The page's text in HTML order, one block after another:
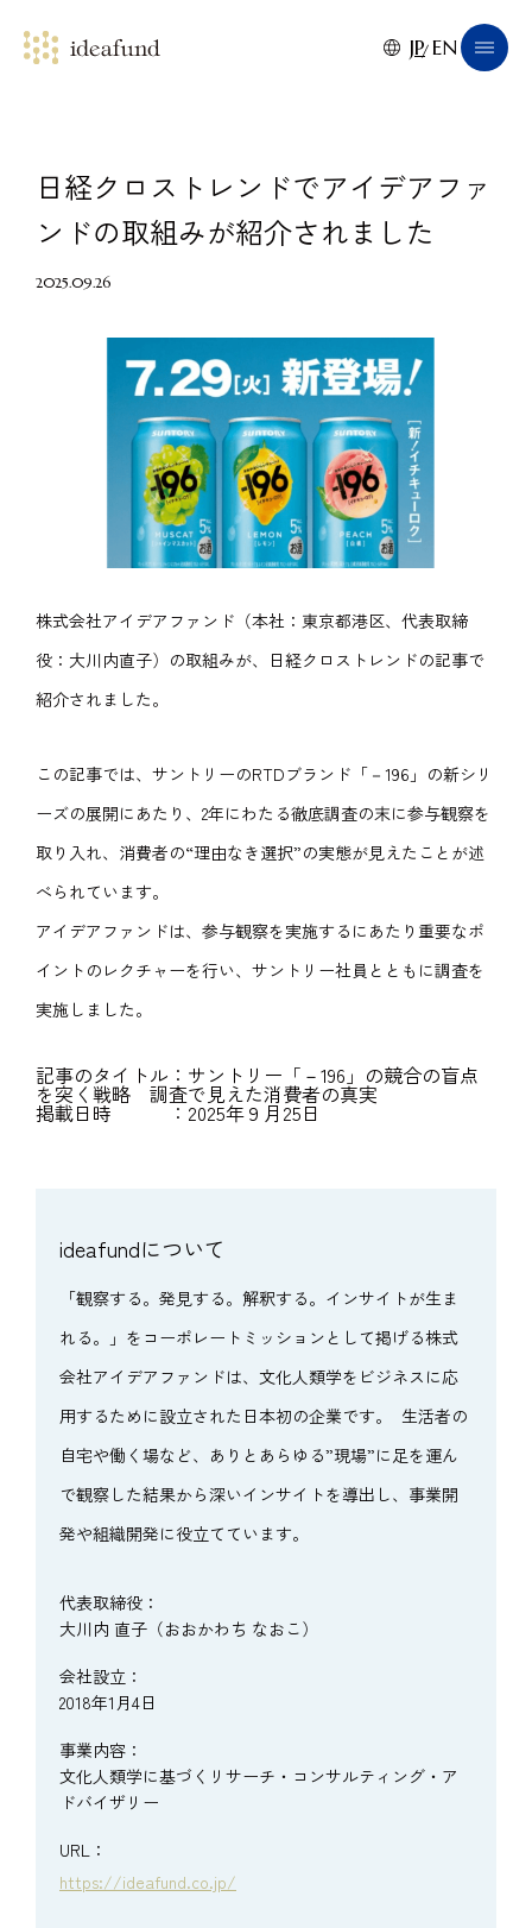
JP EN
日経クロストレンドでアイデアファ
ンドの取組みが紹介されました
2025.09.26
株式会社アイデアファンド（本社：東京都港区、代表取締
役：大川内直子）の取組みが、日経クロストレンドの記事で
紹介されました。
この記事では、サントリーのRTDブランド「－196」の新シリ
ーズの展開にあたり、2年にわたる徹底調査の末に参与観察を
取り入れ、消費者の“理由なき選択”の実態が見えたことが述
べられています。
アイデアファンドは、参与観察を実施するにあたり重要なポ
イントのレクチャーを行い、サントリー社員とともに調査を
実施しました。
記事のタイトル：サントリー「－196」の競合の盲点
を突く戦略 調査で見えた消費者の真実
掲載日時 ：2025年９月25日
ideafundについて
「観察する。発見する。解釈する。インサイトが生ま
れる。」をコーポレートミッションとして掲げる株式
会社アイデアファンドは、文化人類学をビジネスに応
用するために設立された日本初の企業です。 生活者の
自宅や働く場など、ありとあらゆる”現場”に足を運ん
で観察した結果から深いインサイトを導出し、事業開
発や組織開発に役立てています。
代表取締役：
大川内 直子（おおかわち なおこ）
会社設立：
2018年1月4日
事業内容：
文化人類学に基づくリサーチ・コンサルティング・ア
ドバイザリー
URL：
https://ideafund.co.jp/